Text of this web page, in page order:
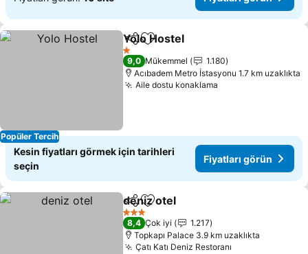
Popüler Tercih
PaylaşFavorilerime ekle
Yolo Hostel
1 Yıldız
9,0 Mükemmel
1.180
Acıbadem Metro İstasyonu 1.7 km uzaklıkta
Aile dostu konaklama
Kesin fiyatları görmek için tarihleri
seçin
Fiyatları görün
PaylaşFavorilerime ekle
deniz otel
3 Yıldız
8,4 Çok iyi
1.217
Topkapı Palace 3.9 km uzaklıkta
Çatı Katı Deniz Restoranı